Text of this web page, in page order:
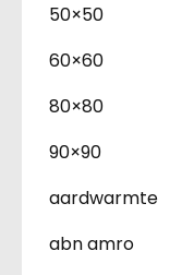
50×50
60×60
80×80
90×90
aardwarmte
abn amro